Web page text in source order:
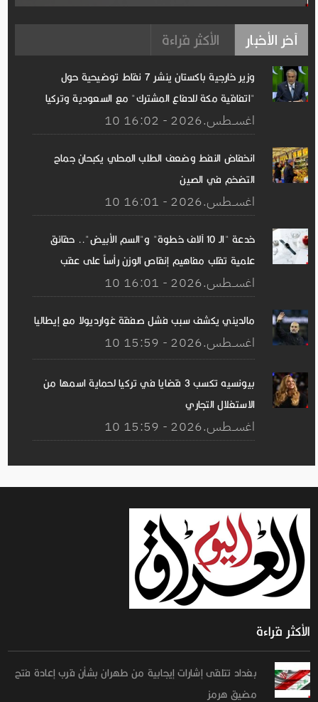
آخر الأخبار الأكثر قراءة
وزير خارجية باكستان ينشر 7 نقاط توضيحية حول
"اتفاقية مكة للدفاع المشترك" مع السعودية وتركيا
10 اغســطس.2026 - 16:02
انخفاض النفط وضعف الطلب المحلي يكبحان جماح
التضخم في الصين
10 اغســطس.2026 - 16:01
خدعة "الـ 10 آلاف خطوة" و"السم الأبيض".. حقائق
علمية تقلب مفاهيم إنقاص الوزن رأساً على عقب
10 اغســطس.2026 - 16:01
مالديني يكشف سبب فشل صفقة غوارديولا مع إيطاليا
10 اغســطس.2026 - 15:59
بيونسيه تكسب 3 قضايا في تركيا لحماية اسمها من
الاستغلال التجاري
10 اغســطس.2026 - 15:59
الأكثر قراءة
بغداد تتلقى إشارات إيجابية من طهران بشأن قرب إعادة فتح
مضيق هرمز